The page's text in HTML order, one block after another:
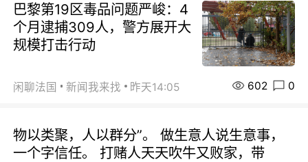
巴黎第19区毒品问题严峻：4
个月逮捕309人，警方展开大
规模打击行动
闲聊法国 新闻我来找 昨天14:05 602 0
物以类聚，人以群分”。 做生意人说生意事，
一个字信任。 打赌人天天吹牛又败家，带